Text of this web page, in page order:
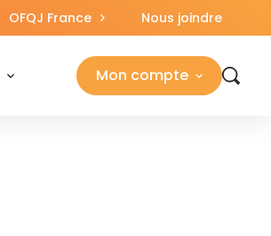
OFQJ France Nous joindre
Mon compte